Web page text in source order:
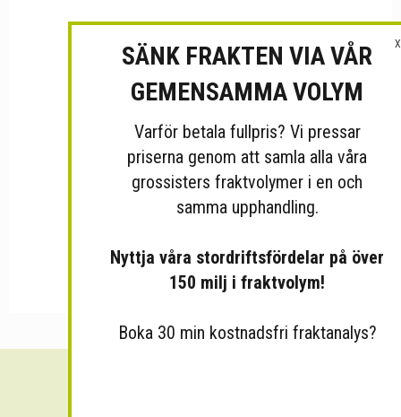
X
SÄNK FRAKTEN VIA VÅR
GEMENSAMMA VOLYM
Varför betala fullpris? Vi pressar
priserna genom att samla alla våra
grossisters fraktvolymer i en och
samma upphandling.
Nyttja våra stordriftsfördelar på över
150 milj i fraktvolym!
Boka 30 min kostnadsfri fraktanalys?